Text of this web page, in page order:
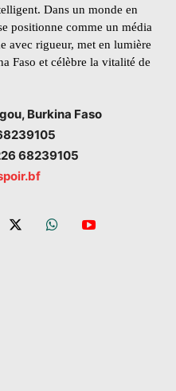
Dans un monde en
positionne comme un média
avec rigueur, met en lumière
Faso et célèbre la vitalité de
Burkina Faso
68239105